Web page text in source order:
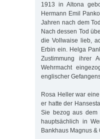
1913 in Altona
Hermann Emil
Jahren nach dem
Nach dessen Tod
die Vollwaise lieb,
Erbin ein. Helga
Zustimmung ihrer
Wehrmacht
englischer
Rosa Heller war
er hatte der
Sie bezog aus dem
hauptsächlich in
Bankhaus Magnus &